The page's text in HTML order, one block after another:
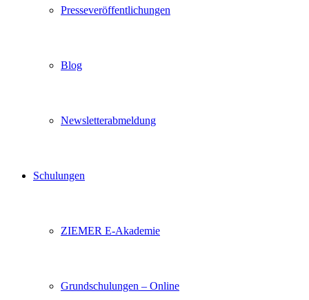
Presseveröffentlichungen
Blog
Newsletterabmeldung
Schulungen
ZIEMER E-Akademie
Grundschulungen – Online